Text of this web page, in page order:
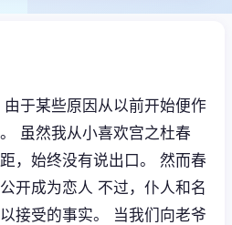
于某些原因从以前开始便作
虽然我从小喜欢宫之杜春
，始终没有说出口。 然而春
开成为恋人 不过，仆人和名
接受的事实。 当我们向老爷